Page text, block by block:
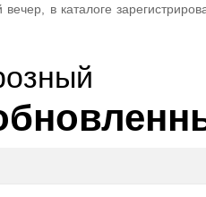
в каталоге